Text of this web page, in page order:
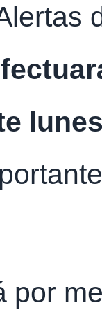
por